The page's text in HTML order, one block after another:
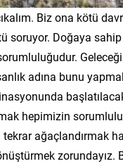
Biz ona kötü
soruyor. Doğaya
adına bunu
hepimizin
tekrar ağaçlandırmak
zorundayız.